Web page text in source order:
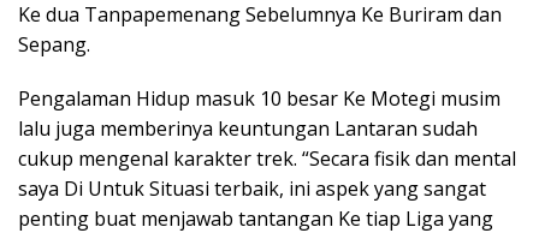
Ke dua Tanpapemenang Sebelumnya Ke Buriram dan
Sepang.
Pengalaman Hidup masuk 10 besar Ke Motegi musim
lalu juga memberinya keuntungan Lantaran sudah
cukup mengenal karakter trek. “Secara fisik dan mental
saya Di Untuk Situasi terbaik, ini aspek yang sangat
penting buat menjawab tantangan Ke tiap Liga yang